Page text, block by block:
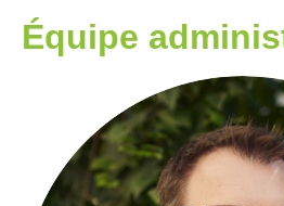
Équipe